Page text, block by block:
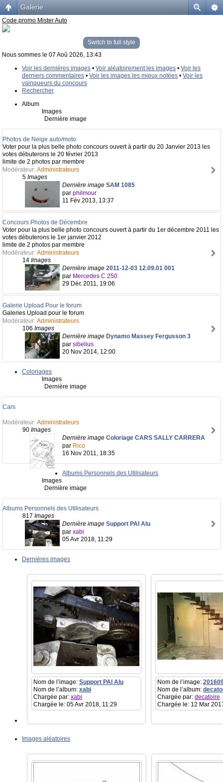
Galerie
Code promo Mister Auto
Switch to full style
Nous sommes le 07 Aoû 2026, 13:43
Voir les dernières images • Voir aléatoirement les images • Voir les
derniers commentaires • Voir les images les mieux notées • Voir les
vainqueurs du concours
Rechercher
Album
Images
Dernière image
Photos de Neige auto/moto
Voter pour la plus belle photo concours ouvert à partir du 20 Janvier 2013 les
votes débuterons le 20 février 2013
limite de 2 photos par membre
Modérateur: Administrateurs
5 Images
Dernière image SAM 1085
par philmour
11 Fév 2013, 13:37
Concours Photos de Décembre
Voter pour la plus belle photo concours ouvert à partir du 1er décembre 2011 les
votes débuterons le 1er janvier 2012
limite de 2 photos par membre
Modérateur: Administrateurs
14 Images
Dernière image 2011-12-03 12.09.01 001
par Mercedes C 250
29 Déc 2011, 19:06
Galerie Upload Pour le forum
Galeries Upload pour le forum
Modérateur: Administrateurs
106 Images
Dernière image Dynamo Massey Fergusson 3
par sibelius
20 Nov 2014, 12:00
Coloriages
Images
Dernière image
Cars
Modérateur: Administrateurs
90 Images
Dernière image Coloriage CARS SALLY CARRERA
par Rico
16 Nov 2011, 18:35
Albums Personnels des Utilisateurs
Images
Dernière image
Albums Personnels des Utilisateurs
817 Images
Dernière image Support PAI Alu
par xabi
05 Avr 2018, 11:29
Dernières images
Nom de l’image: Support PAI Alu
Nom de l’album: xabi
Chargée par: xabi
Chargée le: 05 Avr 2018, 11:29
Nom de l’image:
Nom de l’album:
Chargée par: decatoire
Chargée le: 12 Mar
Images aléatoires